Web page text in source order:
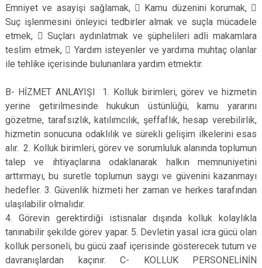
Emniyet ve asayişi sağlamak,  Kamu düzenini korumak, 
Suç işlenmesini önleyici tedbirler almak ve suçla mücadele
etmek,  Suçları aydınlatmak ve şüphelileri adli makamlara
teslim etmek,  Yardım isteyenler ve yardıma muhtaç olanlar
ile tehlike içerisinde bulunanlara yardım etmektir.
B- HİZMET ANLAYIŞI 1. Kolluk birimleri, görev ve hizmetin
yerine getirilmesinde hukukun üstünlüğü, kamu yararını
gözetme, tarafsızlık, katılımcılık, şeffaflık, hesap verebilirlik,
hizmetin sonucuna odaklılık ve sürekli gelişim ilkelerini esas
alır. 2. Kolluk birimleri, görev ve sorumluluk alanında toplumun
talep ve ihtiyaçlarına odaklanarak halkın memnuniyetini
arttırmayı, bu suretle toplumun saygı ve güvenini kazanmayı
hedefler. 3. Güvenlik hizmeti her zaman ve herkes tarafından
ulaşılabilir olmalıdır.
4. Görevin gerektirdiği istisnalar dışında kolluk kolaylıkla
tanınabilir şekilde görev yapar. 5. Devletin yasal icra gücü olan
kolluk personeli, bu gücü zaaf içerisinde gösterecek tutum ve
davranışlardan kaçınır. C- KOLLUK PERSONELİNİN